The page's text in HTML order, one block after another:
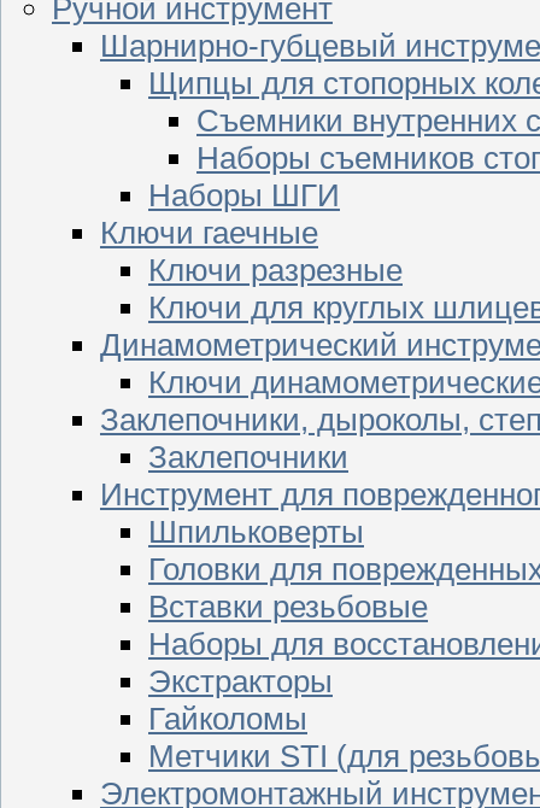
Ручной инструмент
Шарнирно-губцевый
Щипцы для стопорных
Съемники внутренних
Наборы съемников
Наборы ШГИ
Ключи гаечные
Ключи разрезные
Ключи для круглых
Динамометрический
Ключи
Заклепочники, дыроколы,
Заклепочники
Инструмент для
Шпильковерты
Головки для
Вставки резьбовые
Наборы для
Экстракторы
Гайколомы
Метчики STI (для
Электромонтажный